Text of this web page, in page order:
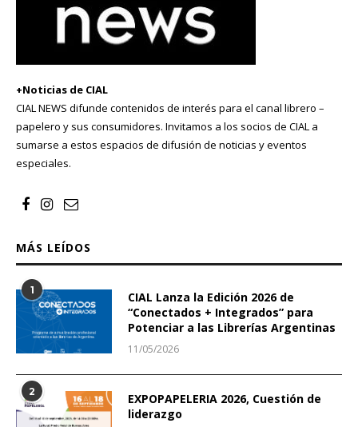
+Noticias de CIAL
CIAL NEWS difunde contenidos de interés para el canal librero –
papelero y sus consumidores. Invitamos a los socios de CIAL a
sumarse a estos espacios de difusión de noticias y eventos
especiales.
MÁS LEÍDOS
1
CIAL Lanza la Edición 2026 de
“Conectados + Integrados” para
Potenciar a las Librerías Argentinas
11/05/2026
2
EXPOPAPELERIA 2026, Cuestión de
liderazgo